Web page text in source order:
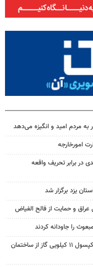
مردم امید و انگیزه می‌دهد
امورخارجه
در برابر تحریف واقعه
یزد برگزار شد
و حمایت از فالح الفیاض
را جاودانه کردند
روایت سخنگوی آتش نشانی از سقوط کپسول ۱۱ کیلویی گاز از ساختمان